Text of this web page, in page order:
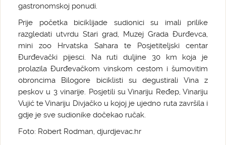
gastronomskoj ponudi.
Prije početka biciklijade sudionici su imali prilike
razgledati utvrdu Stari grad, Muzej Grada Đurđevca,
mini zoo Hrvatska Sahara te Posjetiteljski centar
Đurđevački pijesci. Na ruti duljine 30 km koja je
prolazila Đurđevačkom vinskom cestom i šumovitim
obroncima Bilogore biciklisti su degustirali Vina z
peskov u 3 vinarije. Posjetili su Vinariju Ređep, Vinariju
Vujić te Vinariju Divjačko u kojoj je ujedno ruta završila i
gdje je sve sudionike dočekao ručak.
Foto: Robert Rodman, djurdjevac.hr